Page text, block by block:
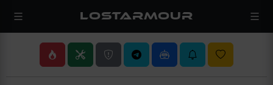
LOSTARMOUR